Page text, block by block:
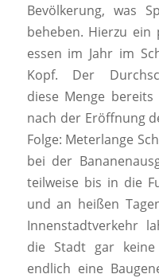
Bevölkerung, was
beheben. Hierzu ein
essen im Jahr im
Kopf. Der
diese Menge
nach der Eröffnung
Folge: Meterlange
bei der
teilweise bis in die
und an heißen
Innenstadtverkehr
die Stadt gar
endlich eine